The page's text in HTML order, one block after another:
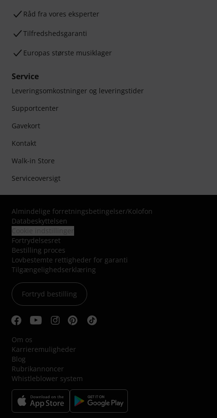
Råd fra vores eksperter
Tilfredshedsgaranti
Europas største musiklager
Service
Leveringsomkostninger og leveringstider
Supportcenter
Gavekort
Kontakt
Walk-in Store
Serviceoversigt
Almindelige forretningsbetingelser/Kolofon
Databeskyttelsen
Fortrydelsesret
Bestilling proces
Lovbestemte rettigheder for garanti
Tilgængelighedserklæring
Fortryd bestilling
Om os
Karrieremuligheder
Blog
Rubrikannoncer
Whistleblower system